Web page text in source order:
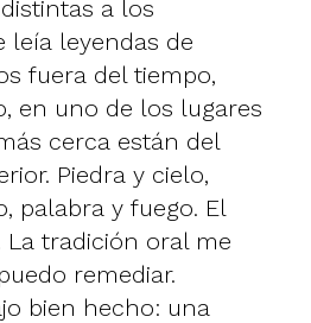
a los
leía leyendas de
fuera del tiempo,
en uno de los lugares
cerca están del
Piedra y cielo,
palabra y fuego. El
La tradición oral me
remediar.
bien hecho: una